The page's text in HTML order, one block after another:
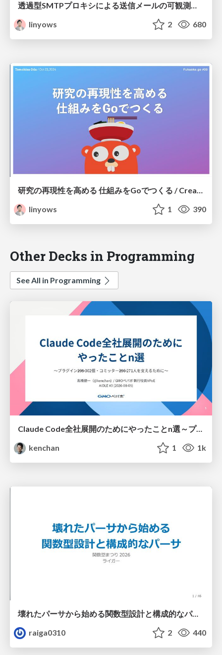
透過型SMTPプロキシによる送信メールの可観測性向上: Update Edition / Improved observability of outgoing emails with transparent smtp proxy: Update edition
linyows
2 680
研究の再現性を高める 仕組みをGoでつくる / Creating a system to improve the reproducibility of research using go
linyows
1 390
Other Decks in Programming
See All in Programming
Claude Code全社展開のためにやったことn選～プラグイン302個・コミッター271人を支えるために～
kenchan
1 1k
壊れたパーサから始める関数型設計と構成的なパーサ #fp_matsuri
raiga0310
2 440